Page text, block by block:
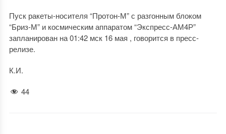
Пуск ракеты-носителя “Протон-М” с разгонным блоком
“Бриз-М” и космическим аппаратом “Экспресс-АМ4Р”
запланирован на 01:42 мск 16 мая , говорится в пресс-
релизе.
К.И.
44